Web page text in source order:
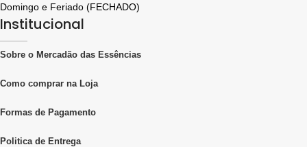
Domingo e Feriado (FECHADO)
Institucional
Sobre o Mercadão das Essências
Como comprar na Loja
Formas de Pagamento
Politica de Entrega